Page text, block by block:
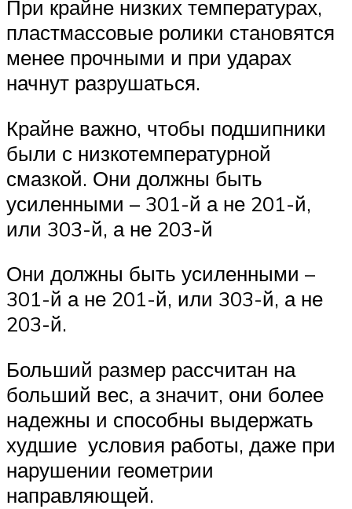
При крайне низких температурах,
пластмассовые ролики становятся
менее прочными и при ударах
начнут разрушаться.
Крайне важно, чтобы подшипники
были с низкотемпературной
смазкой. Они должны быть
усиленными – 301-й а не 201-й,
или 303-й, а не 203-й
Они должны быть усиленными –
301-й а не 201-й, или 303-й, а не
203-й.
Больший размер рассчитан на
больший вес, а значит, они более
надежны и способны выдержать
худшие условия работы, даже при
нарушении геометрии
направляющей.